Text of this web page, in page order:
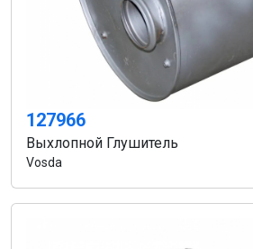
127966
Выхлопной Глушитель
Vosda